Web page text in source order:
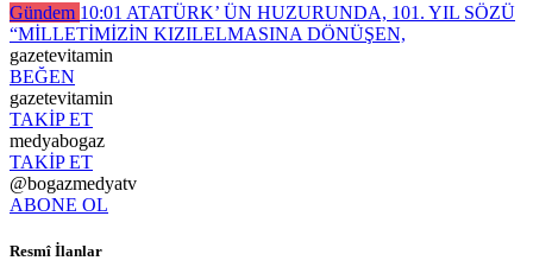
Gündem 10:01 ATATÜRK’ ÜN HUZURUNDA, 101. YIL SÖZÜ
“MİLLETİMİZİN KIZILELMASINA DÖNÜŞEN,
gazetevitamin
BEĞEN
gazetevitamin
TAKİP ET
medyabogaz
TAKİP ET
@bogazmedyatv
ABONE OL
Resmî İlanlar